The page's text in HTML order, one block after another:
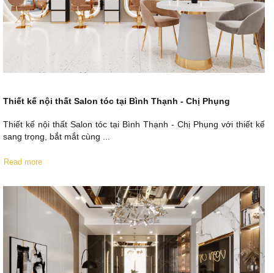
Thiết kế nội thất Salon tóc tại Bình Thạnh - Chị Phụng
Thiết kế nội thất Salon tóc tại Bình Thạnh - Chị Phụng với thiết kế
sang trọng, bắt mắt cùng ...
Read more